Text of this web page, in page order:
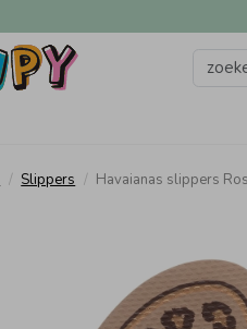
Slippers Havaianas slippers